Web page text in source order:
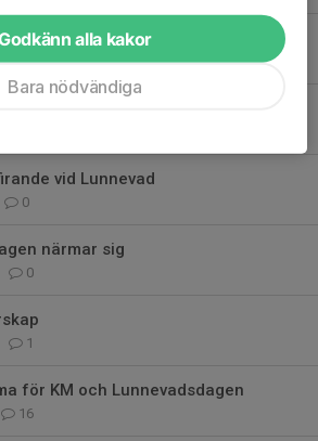
0
vid Lunnevad
0
närmar sig
0
1
för KM och Lunnevadsdagen
16
alla kakor
Bara nödvändiga